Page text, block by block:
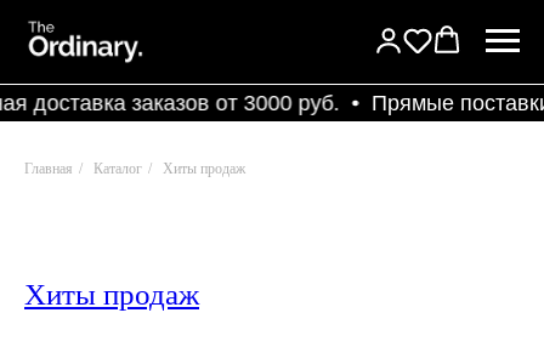
доставка заказов от 3000 руб. Прямые
Главная / Каталог / Хиты продаж
Хиты продаж